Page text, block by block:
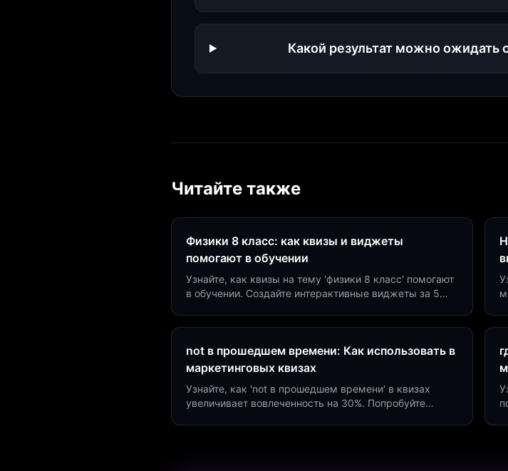
Какой результат можно ожидать
Читайте также
Физики 8 класс: как квизы и виджеты
помогают в обучении
Узнайте, как квизы на тему 'физики 8 класс' помогают
в обучении. Создайте интерактивные виджеты за 5
not в прошедшем времени: Как использовать в
маркетинговых квизах
Узнайте, как 'not в прошедшем времени' в квизах
увеличивает вовлеченность на 30%. Попробуйте